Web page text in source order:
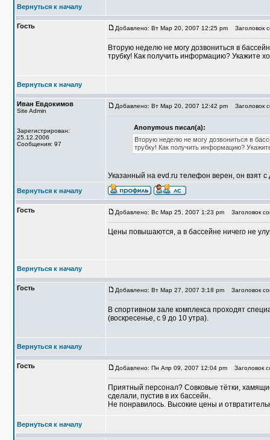
Вернуться к началу
Гость Добавлено: Вт Мар 20, 2007 12:25 pm Заголовок
Вторую неделю не могу дозвониться в
трубку! Как получить информацию? Укажите
Вернуться к началу
Иван Евдокимов
Site Admin
Зарегистрирован:
25.12.2006
Сообщения: 97
Добавлено: Вт Мар 20, 2007 12:42 pm Заголовок
Anonymous писал(а):
Вторую неделю не могу дозвониться в
трубку! Как получить информацию?
Указанный на evd.ru телефон верен, он взят
Вернуться к началу
Гость Добавлено: Вс Мар 25, 2007 1:23 pm Заголовок
Цены повышаются, а в бассейне ничего не
Вернуться к началу
Гость Добавлено: Вт Мар 27, 2007 3:18 pm Заголовок
В спортивном зале комплекса проходят
(воскресенье, с 9 до 10 утра).
Вернуться к началу
Гость Добавлено: Пн Апр 09, 2007 12:04 pm Заголовок
Приятный персонал? Совковые тётки,
сделали, пустив в их бассейн.
Не понравилось. Высокие цены и
Вернуться к началу